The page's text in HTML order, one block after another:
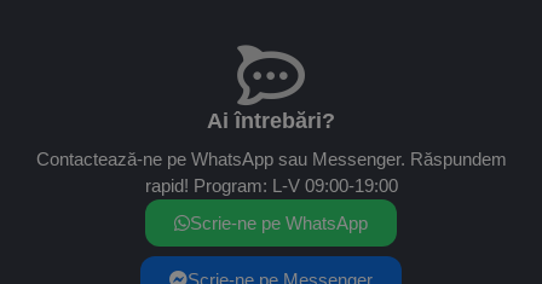
Ai întrebări?
Contactează-ne pe WhatsApp sau Messenger. Răspundem
rapid! Program: L-V 09:00-19:00
Scrie-ne pe WhatsApp
Scrie-ne pe Messenger